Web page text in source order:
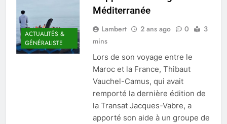
ACTUALITÉS &
GÉNÉRALISTE
Méditerranée
Lambert 2 ans ago 0
3
mins
Lors de son voyage entre le
Maroc et la France, Thibaut
Vauchel-Camus, qui avait
remporté la dernière édition de
la Transat Jacques-Vabre, a
apporté son aide à un groupe de